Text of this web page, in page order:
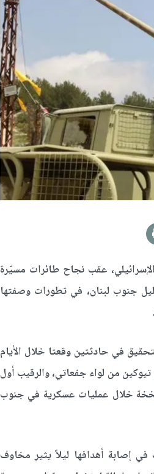
عقب نجاح طائرات مسيّرة
جنوب لبنان، في تطورات وصفتها
في حادثتين وقعتا خلال الأيام
من لواء جفعاتي، والرقيب أول
خلال عمليات عسكرية في جنوب
إصابة أهدافها ليلاً يثير مخاوف